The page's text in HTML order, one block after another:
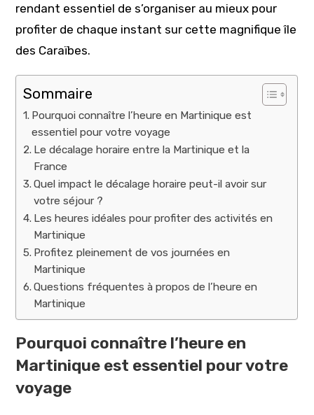
rendant essentiel de s’organiser au mieux pour
profiter de chaque instant sur cette magnifique île
des Caraïbes.
Sommaire
Pourquoi connaître l’heure en Martinique est
essentiel pour votre voyage
Le décalage horaire entre la Martinique et la
France
Quel impact le décalage horaire peut-il avoir sur
votre séjour ?
Les heures idéales pour profiter des activités en
Martinique
Profitez pleinement de vos journées en
Martinique
Questions fréquentes à propos de l’heure en
Martinique
Pourquoi connaître l’heure en
Martinique est essentiel pour votre
voyage